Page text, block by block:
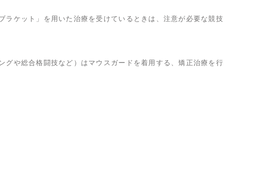
ラケット」を用いた治療を受けているときは、注意が必要な競技
や総合格闘技など）はマウスガードを着用する、矯正治療を行